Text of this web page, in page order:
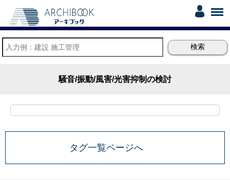
騒音/振動/風害/光害抑制の検討
タグ一覧ページへ